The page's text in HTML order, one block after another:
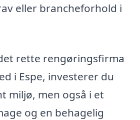
eller brancheforhold i
rette rengøringsfirma
i Espe, investerer du
miljø, men også i et
og en behagelig